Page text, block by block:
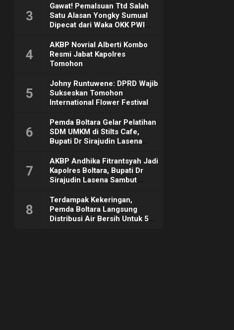
3
Gawat! Pemalsuan Ttd Salah
Satu Alasan Yongky Sumual
Dipecat dari Waka OKK PWI
4
AKBP Novrial Alberti Kombo
Resmi Jabat Kapolres
Tomohon
5
Johny Runtuwene: DPRD Wajib
Sukseskan Tomohon
International Flower Festival
6
Pemda Boltara Gelar Pelatihan
SDM UMKM di Stilts Cafe,
Bupati Dr Sirajudin Lasena
Dorong Ekonomi Daerah
7
AKBP Andhika Fitrantsyah Jadi
Kapolres Boltara, Bupati Dr
Sirajudin Lasena Sambut
8
Terdampak Kekeringan,
Pemda Boltara Langsung
Distribusi Air Bersih Untuk 50